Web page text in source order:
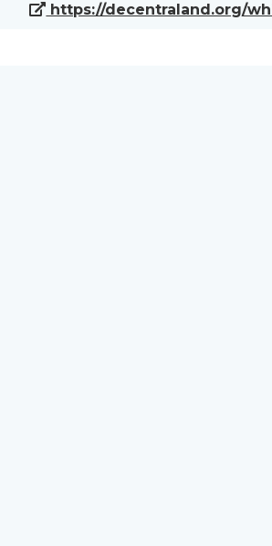
https://decentraland.org/